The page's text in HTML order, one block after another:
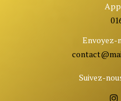
Envoyez-
contact@ma
Suivez-